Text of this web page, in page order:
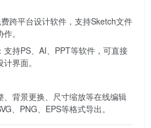
费跨平台设计软件，支持Sketch文件
。
：支持PS、AI、PPT等软件，可直接
界面。
、背景更换、尺寸缩放等在线编辑
、PNG、EPS等格式导出。